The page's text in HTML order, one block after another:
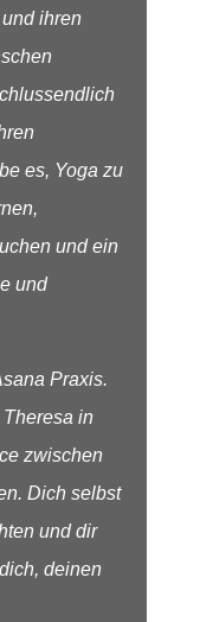
ihren
es, Yoga zu
und ein
und
Praxis.
in
zwischen
Dich selbst
und dir
deinen